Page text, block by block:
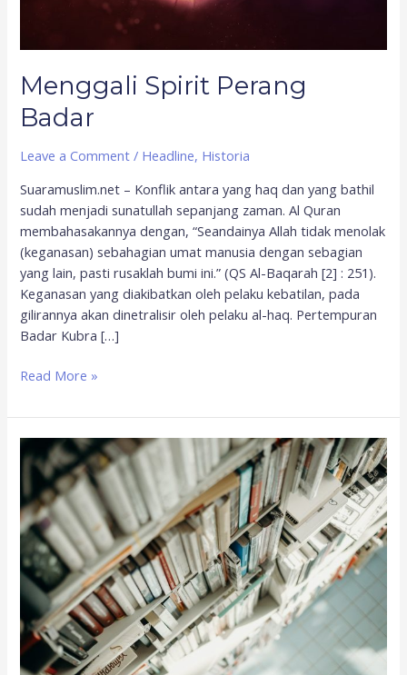
Menggali Spirit Perang
Badar
Leave a Comment / Headline, Historia
Suaramuslim.net – Konflik antara yang haq dan yang bathil
sudah menjadi sunatullah sepanjang zaman. Al Quran
membahasakannya dengan, “Seandainya Allah tidak menolak
(keganasan) sebahagian umat manusia dengan sebagian
yang lain, pasti rusaklah bumi ini.” (QS Al-Baqarah [2] : 251).
Keganasan yang diakibatkan oleh pelaku kebatilan, pada
gilirannya akan dinetralisir oleh pelaku al-haq. Pertempuran
Badar Kubra […]
Read More »
Mencermati
Strategi
Meredam
Spirit
Jihad